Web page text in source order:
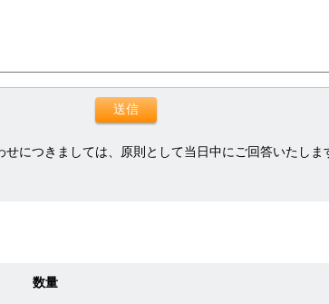
せにつきましては、原則として当日中にご回答いたし
数量